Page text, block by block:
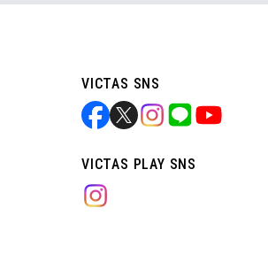
VICTAS SNS
VICTAS PLAY SNS